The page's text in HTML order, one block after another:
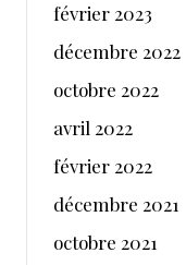
février 2023
décembre 2022
octobre 2022
avril 2022
février 2022
décembre 2021
octobre 2021